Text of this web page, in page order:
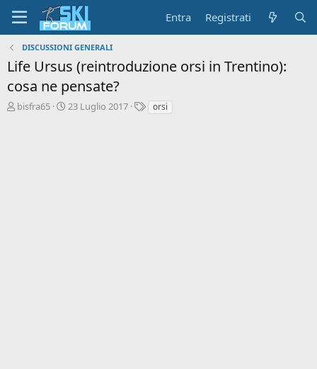
Entra Registrati
DISCUSSIONI GENERALI
Life Ursus (reintroduzione orsi in Trentino):
cosa ne pensate?
A
bisfra65
D
23 Luglio 2017
Torsi